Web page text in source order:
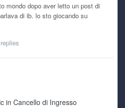
mondo dopo aver letto un post di
di ib. lo sto giocando su
in Cancello di Ingresso